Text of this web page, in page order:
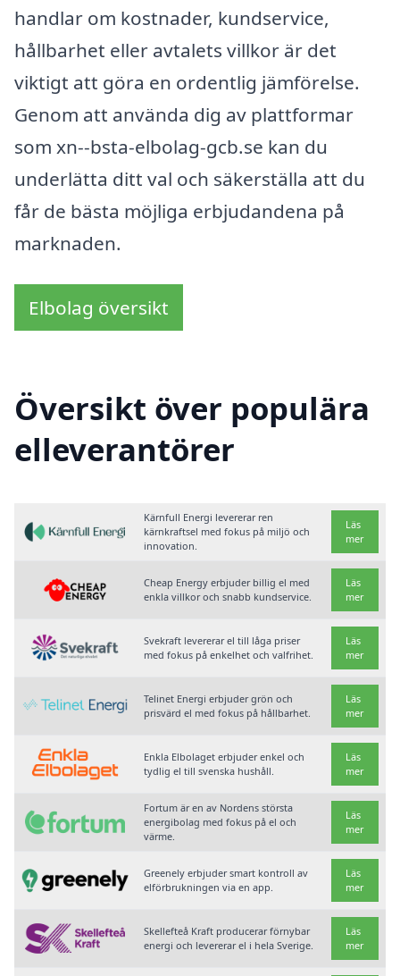
handlar om kostnader, kundservice,
hållbarhet eller avtalets villkor är det
viktigt att göra en ordentlig jämförelse.
Genom att använda dig av plattformar
som xn--bsta-elbolag-gcb.se kan du
underlätta ditt val och säkerställa att du
får de bästa möjliga erbjudandena på
marknaden.
Elbolag översikt
Översikt över populära
elleverantörer
Kärnfull Energi levererar ren
kärnkraftsel med fokus på miljö och
innovation.
Läs
mer
Cheap Energy erbjuder billig el med
enkla villkor och snabb kundservice.
Läs
mer
Svekraft levererar el till låga priser
med fokus på enkelhet och valfrihet.
Läs
mer
Telinet Energi erbjuder grön och
prisvärd el med fokus på hållbarhet.
Läs
mer
Enkla Elbolaget erbjuder enkel och
tydlig el till svenska hushåll.
Läs
mer
Fortum är en av Nordens största
energibolag med fokus på el och
värme.
Läs
mer
Greenely erbjuder smart kontroll av
elförbrukningen via en app.
Läs
mer
Skellefteå Kraft producerar förnybar
energi och levererar el i hela Sverige.
Läs
mer